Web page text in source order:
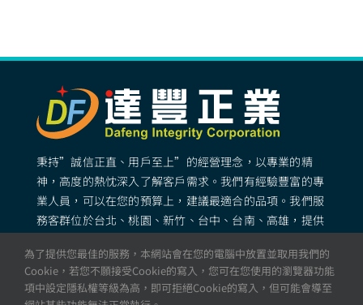
秉持”誠信正直、用戶至上”的經營理念，以專業的精
神，高度的熱忱深入了解客戶需求。我們有經驗豐富的專
業人員，可以在您的預算上，建議最適合的品項。我們服
務客群位於台北、桃園、新竹、台中、台南、高雄，提供
© All rights reserved. 達豐正業 – 矽膠製品・矽膠成型・
為了提供您最佳的服務，本網站會在您的電腦中放置並取用我們的
Cookie，若您不願接受Cookie的寫入，您可在您使用的瀏覽器功能
項中設定隱私權等級為高，即可拒絕Cookie的寫入，但可能會導至